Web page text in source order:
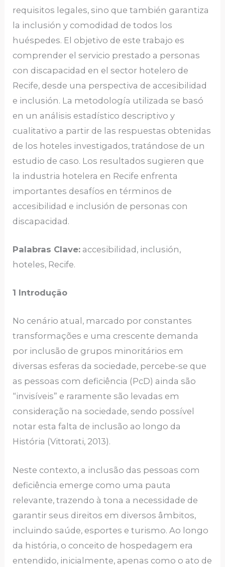
requisitos legales, sino que también garantiza
la inclusión y comodidad de todos los
huéspedes. El objetivo de este trabajo es
comprender el servicio prestado a personas
con discapacidad en el sector hotelero de
Recife, desde una perspectiva de accesibilidad
e inclusión. La metodología utilizada se basó
en un análisis estadístico descriptivo y
cualitativo a partir de las respuestas obtenidas
de los hoteles investigados, tratándose de un
estudio de caso. Los resultados sugieren que
la industria hotelera en Recife enfrenta
importantes desafíos en términos de
accesibilidad e inclusión de personas con
discapacidad.
Palabras Clave: accesibilidad, inclusión,
hoteles, Recife.
1 Introdução
No cenário atual, marcado por constantes
transformações e uma crescente demanda
por inclusão de grupos minoritários em
diversas esferas da sociedade, percebe-se que
as pessoas com deficiência (PcD) ainda são
“invisíveis” e raramente são levadas em
consideração na sociedade, sendo possível
notar esta falta de inclusão ao longo da
História (Vittorati, 2013).
Neste contexto, a inclusão das pessoas com
deficiência emerge como uma pauta
relevante, trazendo à tona a necessidade de
garantir seus direitos em diversos âmbitos,
incluindo saúde, esportes e turismo. Ao longo
da história, o conceito de hospedagem era
entendido, inicialmente, apenas como o ato de